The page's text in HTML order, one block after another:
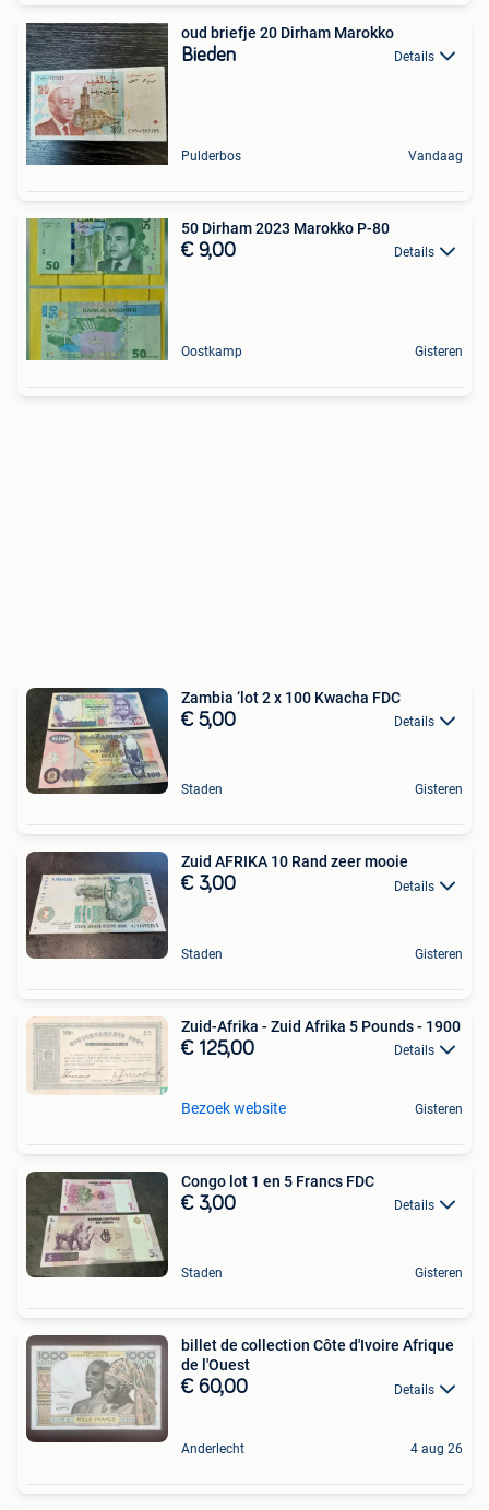
oud briefje 20 Dirham Marokko
Bieden Details
Pulderbos Vandaag
50 Dirham 2023 Marokko P-80
€ 9,00 Details
Oostkamp Gisteren
Zambia ‘lot 2 x 100 Kwacha FDC
€ 5,00 Details
Staden Gisteren
Zuid AFRIKA 10 Rand zeer mooie
€ 3,00 Details
Staden Gisteren
Zuid-Afrika - Zuid Afrika 5 Pounds - 1900
€ 125,00 Details
Bezoek website Gisteren
Congo lot 1 en 5 Francs FDC
€ 3,00 Details
Staden Gisteren
billet de collection Côte d'Ivoire Afrique
de l'Ouest
€ 60,00 Details
Anderlecht 4 aug 26